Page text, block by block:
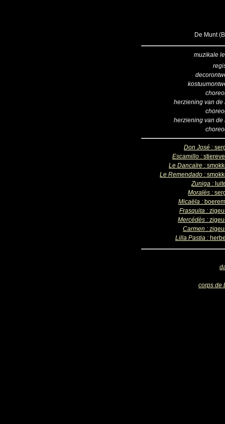
De Munt
muzikale
herziening van de
herziening van de
Don José :
Escamillo :
Le Dancaïre :
Le Remendado :
Zuniga :
Moralès :
Micaëla :
Frasquita :
Mercédès :
Carmen :
Lilla Pastia :
corps de